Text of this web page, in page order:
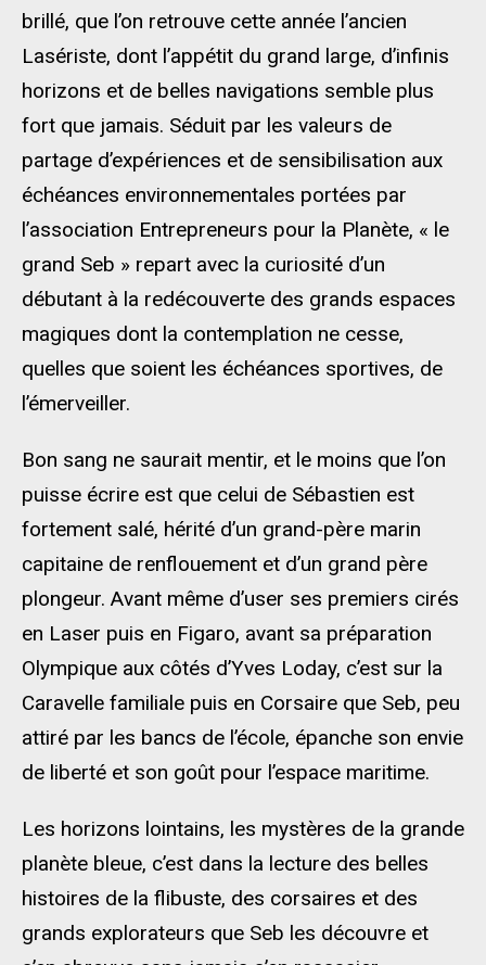
brillé, que l’on retrouve cette année l’ancien
Lasériste, dont l’appétit du grand large, d’infinis
horizons et de belles navigations semble plus
fort que jamais. Séduit par les valeurs de
partage d’expériences et de sensibilisation aux
échéances environnementales portées par
l’association Entrepreneurs pour la Planète, « le
grand Seb » repart avec la curiosité d’un
débutant à la redécouverte des grands espaces
magiques dont la contemplation ne cesse,
quelles que soient les échéances sportives, de
l’émerveiller.
Bon sang ne saurait mentir, et le moins que l’on
puisse écrire est que celui de Sébastien est
fortement salé, hérité d’un grand-père marin
capitaine de renflouement et d’un grand père
plongeur. Avant même d’user ses premiers cirés
en Laser puis en Figaro, avant sa préparation
Olympique aux côtés d’Yves Loday, c’est sur la
Caravelle familiale puis en Corsaire que Seb, peu
attiré par les bancs de l’école, épanche son envie
de liberté et son goût pour l’espace maritime.
Les horizons lointains, les mystères de la grande
planète bleue, c’est dans la lecture des belles
histoires de la flibuste, des corsaires et des
grands explorateurs que Seb les découvre et